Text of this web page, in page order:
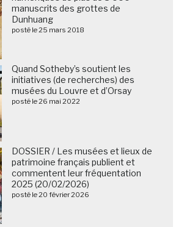
manuscrits des grottes de
Dunhuang
posté le 25 mars 2018
Quand Sotheby’s soutient les
initiatives (de recherches) des
musées du Louvre et d’Orsay
posté le 26 mai 2022
DOSSIER / Les musées et lieux de
patrimoine français publient et
commentent leur fréquentation
2025 (20/02/2026)
posté le 20 février 2026